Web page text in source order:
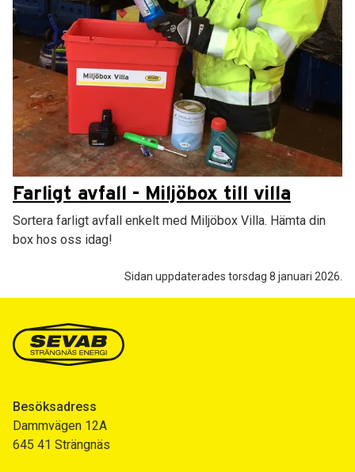
Farligt avfall - Miljöbox till villa
Sortera farligt avfall enkelt med Miljöbox Villa. Hämta din
box hos oss idag!
Sidan uppdaterades torsdag 8 januari 2026.
Besöksadress
Dammvägen 12A
645 41 Strängnäs